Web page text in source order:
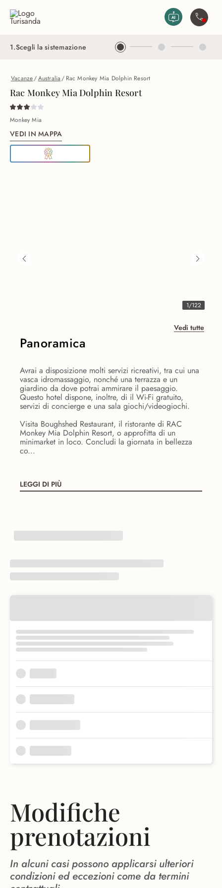
1.Scegli la sistemazione
Vacanze/Australia/ Rac Monkey Mia Dolphin Resort
Rac Monkey Mia Dolphin Resort
Monkey Mia
VEDI IN MAPPA
1/122
Vedi tutte
Panoramica
Avrai a disposizione molti servizi ricreativi, tra cui una
vasca idromassaggio, nonché una terrazza e un
giardino da dove potrai ammirare il paesaggio.
Questo hotel dispone, inoltre, di il Wi-Fi gratuito,
servizi di concierge e una sala giochi/videogiochi.
Visita Boughshed Restaurant, il ristorante di RAC
Monkey Mia Dolphin Resort, o approfitta di un
minimarket in loco. Concludi la giornata in bellezza
co...
LEGGI DI PIÙ
Modifiche
prenotazioni
In alcuni casi possono applicarsi ulteriori
condizioni ed eccezioni come da termini